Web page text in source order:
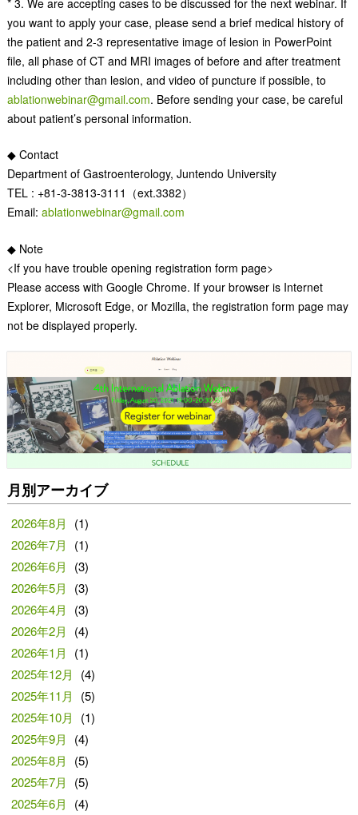
* 3. We are accepting cases to be discussed for the next webinar. If
you want to apply your case, please send a brief medical history of
the patient and 2-3 representative image of lesion in PowerPoint
file, all phase of CT and MRI images of before and after treatment
including other than lesion, and video of puncture if possible, to
ablationwebinar@gmail.com. Before sending your case, be careful
about patient’s personal information.
◆ Contact
Department of Gastroenterology, Juntendo University
TEL : +81-3-3813-3111（ext.3382）
Email: ablationwebinar@gmail.com
◆ Note
<If you have trouble opening registration form page>
Please access with Google Chrome. If your browser is Internet
Explorer, Microsoft Edge, or Mozilla, the registration form page may
not be displayed properly.
月別アーカイブ
2026年8月
(1)
2026年7月
(1)
2026年6月
(3)
2026年5月
(3)
2026年4月
(3)
2026年2月
(4)
2026年1月
(1)
2025年12月
(4)
2025年11月
(5)
2025年10月
(1)
2025年9月
(4)
2025年8月
(5)
2025年7月
(5)
2025年6月
(4)